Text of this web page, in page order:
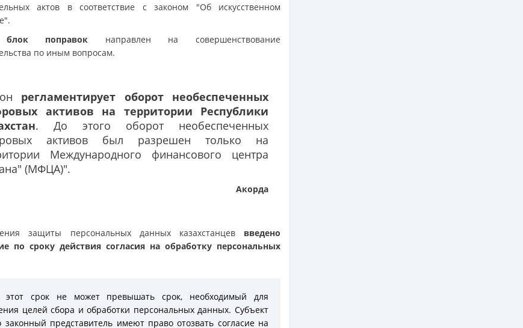
актов в соответствие с законом "Об искусственном
блок поправок направлен на совершенствование
по иным вопросам.
регламентирует оборот необеспеченных
активов на территории Республики
. До этого оборот необеспеченных
активов был разрешен только на
Международного финансового центра
(МФЦА)".
Акорда
защиты персональных данных казахстанцев введено
по сроку действия согласия на обработку персональных
этот срок не может превышать срок, необходимый для
целей сбора и обработки персональных данных. Субъект
законный представитель имеют право отозвать согласие на